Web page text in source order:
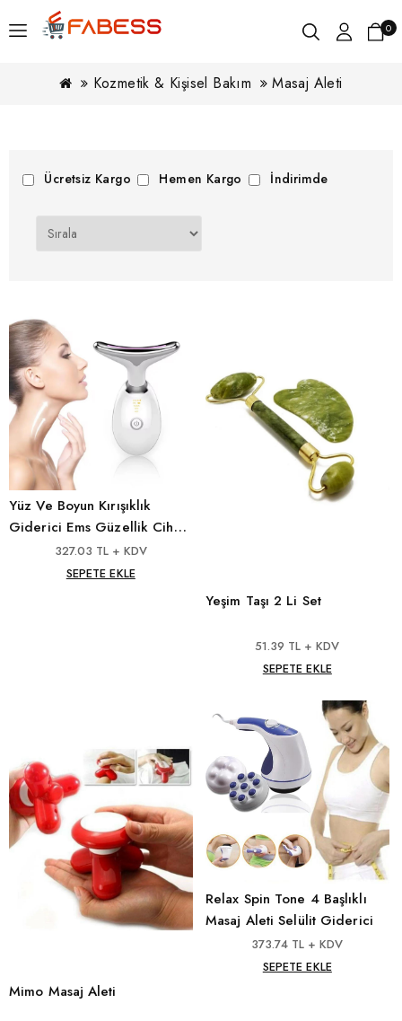
0
Kozmetik & Kişisel Bakım Masaj Aleti
Ücretsiz Kargo Hemen Kargo İndirimde
Yüz Ve Boyun Kırışıklık
Giderici Ems Güzellik Cihazı
327.03 TL + KDV
SEPETE EKLE
Yeşim Taşı 2 Li Set
51.39 TL + KDV
SEPETE EKLE
Mimo Masaj Aleti
Relax Spin Tone 4 Başlıklı
Masaj Aleti Selülit Giderici
373.74 TL + KDV
SEPETE EKLE